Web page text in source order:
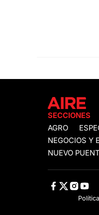
SECCIONES
AGRO
NEGOCIOS Y
NUEVO